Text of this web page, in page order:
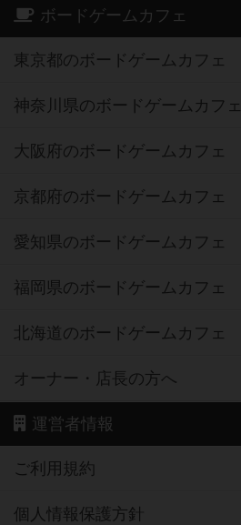
ボードゲームカフェ
東京都のボードゲームカフェ
神奈川県のボードゲームカフェ
大阪府のボードゲームカフェ
京都府のボードゲームカフェ
愛知県のボードゲームカフェ
福岡県のボードゲームカフェ
北海道のボードゲームカフェ
オーナー・店長の方へ
運営者情報
ご利用規約
個人情報保護方針